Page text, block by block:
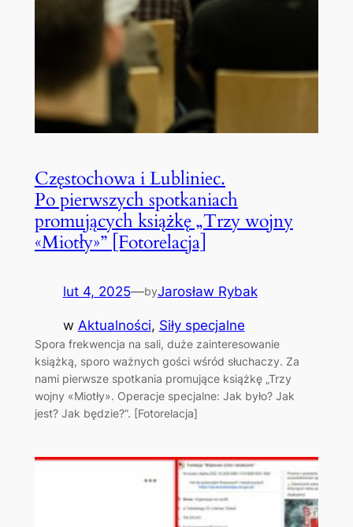
Częstochowa i Lubliniec.
Po pierwszych spotkaniach
promujących książkę „Trzy wojny
«Miotły»” [Fotorelacja]
lut 4, 2025—byJarosław Rybak
w Aktualności, Siły specjalne
Spora frekwencja na sali, duże zainteresowanie
książką, sporo ważnych gości wśród słuchaczy. Za
nami pierwsze spotkania promujące książkę „Trzy
wojny «Miotły». Operacje specjalne: Jak było? Jak
jest? Jak będzie?”. [Fotorelacja]